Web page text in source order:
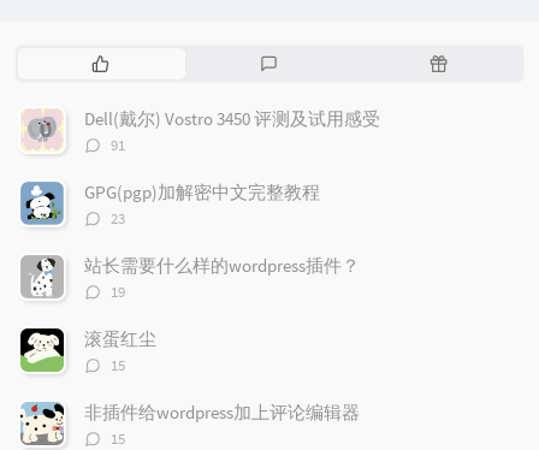
热
文
章
评
随
Dell(戴尔) Vostro 3450 评测及试用感受
评
数：
91
GPG(pgp)加解密中文完整教程
评
数：
23
站长需要什么样的wordpress插件？
评
数：
19
滚蛋红尘
评
数：
15
非插件给wordpress加上评论编辑器
评
15